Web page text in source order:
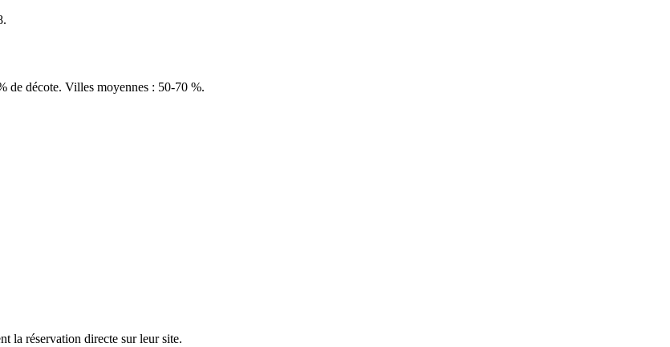
de décote. Villes moyennes : 50-70 %.
la réservation directe sur leur site.